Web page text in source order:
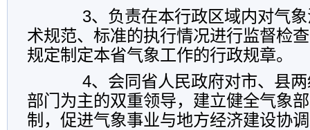
3、负责在本行政区域内对气象
术规范、标准的执行情况进行监督检
规定制定本省气象工作的行政规章。
4、会同省人民政府对市、县两
部门为主的双重领导，建立健全气象
制，促进气象事业与地方经济建设协